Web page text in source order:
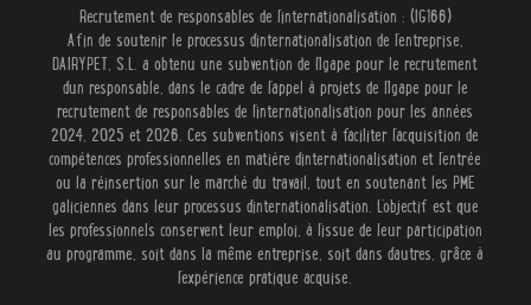
Recrutement de responsables de l'internationalisation : (IG166)
Afin de soutenir le processus d'internationalisation de l'entreprise,
DAIRYPET, S.L. a obtenu une subvention de l'Igape pour le recrutement
d'un responsable, dans le cadre de l'appel à projets de l'Igape pour le
recrutement de responsables de l'internationalisation pour les années
2024, 2025 et 2026. Ces subventions visent à faciliter l'acquisition de
compétences professionnelles en matière d'internationalisation et l'entrée
ou la réinsertion sur le marché du travail, tout en soutenant les PME
galiciennes dans leur processus d'internationalisation. L'objectif est que
les professionnels conservent leur emploi, à l'issue de leur participation
au programme, soit dans la même entreprise, soit dans d'autres, grâce à
l'expérience pratique acquise.